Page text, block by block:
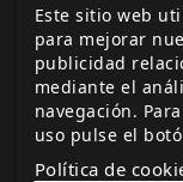
364 del año.
profesional,
hacemos
Pásate por
¡que comience la
Este sitio web
para mejorar
publicidad
mediante el
navegación.
uso pulse el
Política de